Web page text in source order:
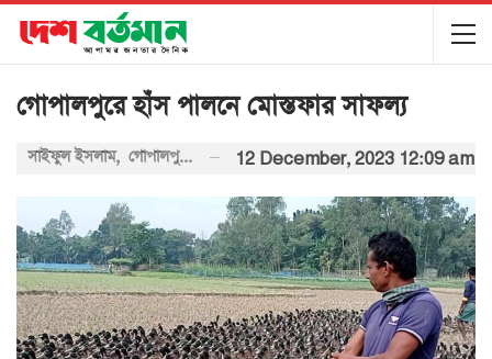
গোপালপুরে হাঁস পালনে মোস্তফার সাফল্য
সাইফুল ইসলাম, গোপালপুর (টাঙ্গাইল) প্রতিনিধি: 12 December, 2023 12:09 am